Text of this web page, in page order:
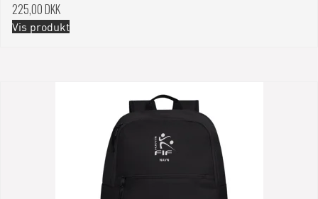
225,00 DKK
Vis produkt